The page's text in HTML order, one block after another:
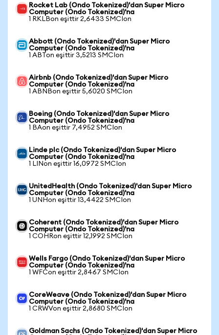
Rocket Lab (Ondo Tokenized)'dan Super Micro
Computer (Ondo Tokenized)'na
1 RKLBon eşittir 2,6433 SMCIon
Abbott (Ondo Tokenized)'dan Super Micro
Computer (Ondo Tokenized)'na
1 ABTon eşittir 3,5213 SMCIon
Airbnb (Ondo Tokenized)'dan Super Micro
Computer (Ondo Tokenized)'na
1 ABNBon eşittir 5,6020 SMCIon
Boeing (Ondo Tokenized)'dan Super Micro
Computer (Ondo Tokenized)'na
1 BAon eşittir 7,4952 SMCIon
Linde plc (Ondo Tokenized)'dan Super Micro
Computer (Ondo Tokenized)'na
1 LINon eşittir 16,0972 SMCIon
UnitedHealth (Ondo Tokenized)'dan Super Micro
Computer (Ondo Tokenized)'na
1 UNHon eşittir 13,4422 SMCIon
Coherent (Ondo Tokenized)'dan Super Micro
Computer (Ondo Tokenized)'na
1 COHRon eşittir 12,1992 SMCIon
Wells Fargo (Ondo Tokenized)'dan Super Micro
Computer (Ondo Tokenized)'na
1 WFCon eşittir 2,8467 SMCIon
CoreWeave (Ondo Tokenized)'dan Super Micro
Computer (Ondo Tokenized)'na
1 CRWVon eşittir 2,8680 SMCIon
Goldman Sachs (Ondo Tokenized)'dan Super Micro